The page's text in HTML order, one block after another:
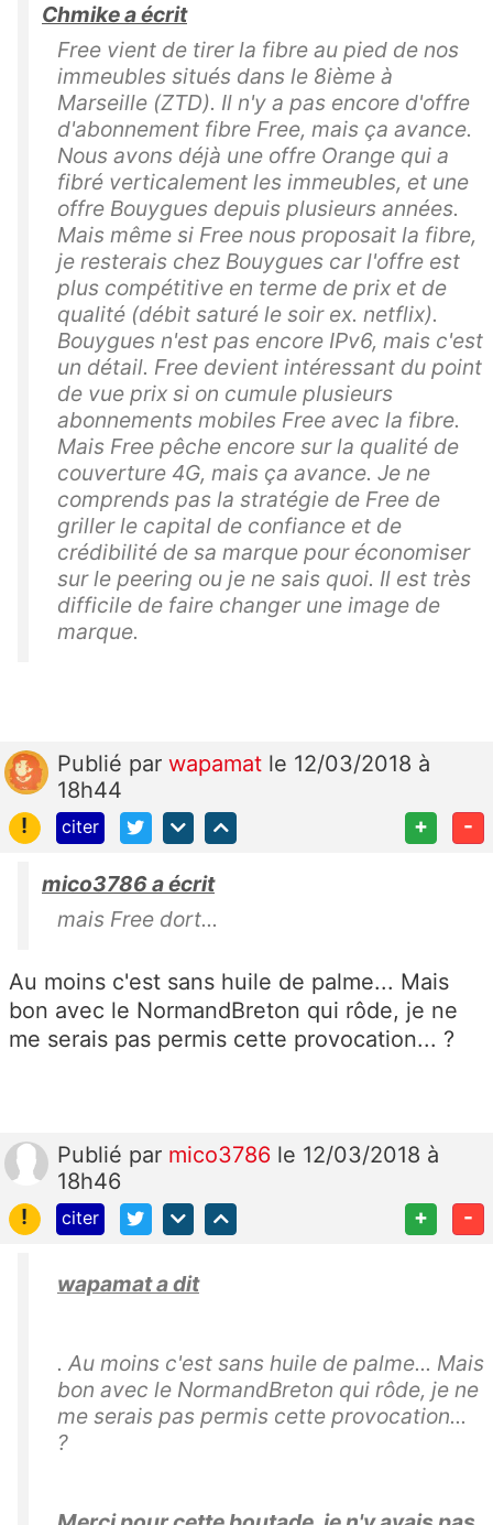
Chmike a écrit
Free vient de tirer la fibre au pied de nos
immeubles situés dans le 8ième à
Marseille (ZTD). Il n'y a pas encore d'offre
d'abonnement fibre Free, mais ça avance.
Nous avons déjà une offre Orange qui a
fibré verticalement les immeubles, et une
offre Bouygues depuis plusieurs années.
Mais même si Free nous proposait la fibre,
je resterais chez Bouygues car l'offre est
plus compétitive en terme de prix et de
qualité (débit saturé le soir ex. netflix).
Bouygues n'est pas encore IPv6, mais c'est
un détail. Free devient intéressant du point
de vue prix si on cumule plusieurs
abonnements mobiles Free avec la fibre.
Mais Free pêche encore sur la qualité de
couverture 4G, mais ça avance. Je ne
comprends pas la stratégie de Free de
griller le capital de confiance et de
crédibilité de sa marque pour économiser
sur le peering ou je ne sais quoi. Il est très
difficile de faire changer une image de
marque.
Publié par wapamat le 12/03/2018 à
18h44
!
citer + -
mico3786 a écrit
mais Free dort...
Au moins c'est sans huile de palme... Mais
bon avec le NormandBreton qui rôde, je ne
me serais pas permis cette provocation... ?
Publié par mico3786 le 12/03/2018 à
18h46
!
citer + -
wapamat a dit
. Au moins c'est sans huile de palme... Mais
bon avec le NormandBreton qui rôde, je ne
me serais pas permis cette provocation...
?